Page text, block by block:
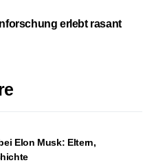
erlebt rasant
Elon Musk: Eltern,